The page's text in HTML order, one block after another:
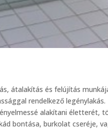
átalakítás és felújítás
rendelkező
alakítani életterét,
bontása, burkolat cseréje,